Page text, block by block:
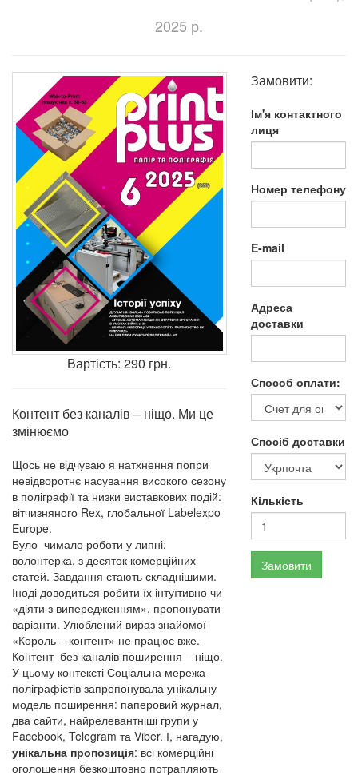
2025 р.
Вартість: 290 грн.
Контент без каналів – ніщо. Ми це
змінюємо
Щось не відчуваю я натхнення попри
невідворотнє насування високого сезону
в поліграфії та низки виставкових подій:
вітчизняного Rex, глобальної Labelexpo
Europe.
Було чимало роботи у липні:
волонтерка, з десяток комерційних
статей. Завдання стають складнішими.
Іноді доводиться робити їх інтуїтивно чи
«діяти з випередженням», пропонувати
варіанти. Улюблений вираз знайомої
«Король – контент» не працює вже.
Контент без каналів поширення – ніщо.
У цьому контексті Соціальна мережа
поліграфістів запропонувала унікальну
модель поширення: паперовий журнал,
два сайти, найрелевантніші групи у
Facebook, Telegram та Viber. І, нагадую,
унікальна пропозиція: всі комерційні
оголошення безкоштовно потрапляють
Замовити:
Ім'я контактного
лиця
Номер телефону
E-mail
Адреса
доставки
Способ оплати:
Спосіб доставки
Кількість
Замовити